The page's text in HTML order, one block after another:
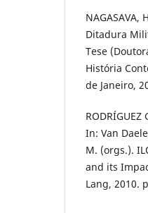
Ditadura
Tese
História
de Janeiro,
In: Van
M. (orgs.).
and its
Lang, 2010.